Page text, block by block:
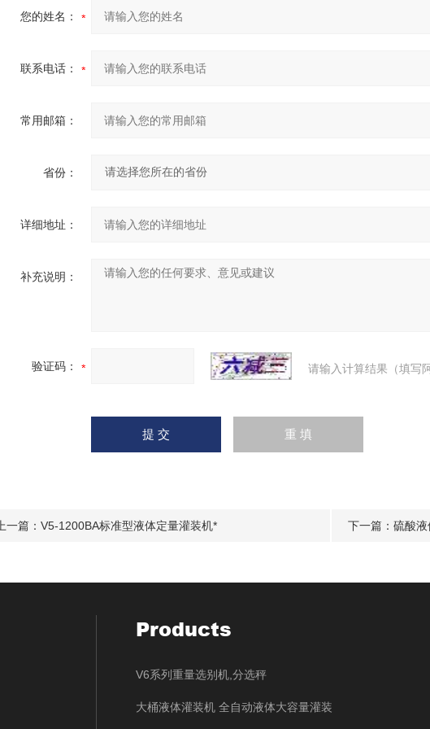
您的姓名：
联系电话：
常用邮箱：
省份：
详细地址：
补充说明：
验证码： 请输入计算结果（填写
上一篇： V5-1200BA标准型液体定量灌装机* 下一篇： 硫酸液
Products
V6系列重量选别机,分选秤
大桶液体灌装机 全自动液体大容量灌装